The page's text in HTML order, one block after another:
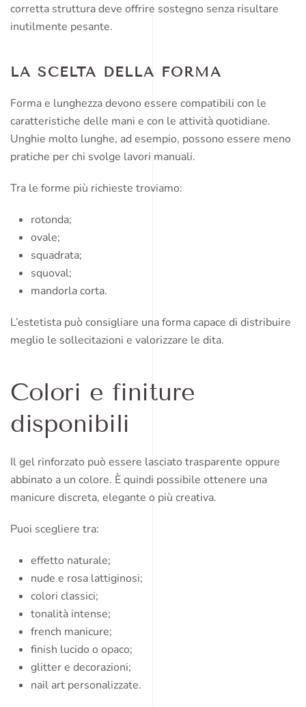
corretta struttura deve offrire sostegno senza risultare
inutilmente pesante.
LA SCELTA DELLA FORMA
Forma e lunghezza devono essere compatibili con le
caratteristiche delle mani e con le attività quotidiane.
Unghie molto lunghe, ad esempio, possono essere meno
pratiche per chi svolge lavori manuali.
Tra le forme più richieste troviamo:
rotonda;
ovale;
squadrata;
squoval;
mandorla corta.
L’estetista può consigliare una forma capace di distribuire
meglio le sollecitazioni e valorizzare le dita.
Colori e finiture
disponibili
Il gel rinforzato può essere lasciato trasparente oppure
abbinato a un colore. È quindi possibile ottenere una
manicure discreta, elegante o più creativa.
Puoi scegliere tra:
effetto naturale;
nude e rosa lattiginosi;
colori classici;
tonalità intense;
french manicure;
finish lucido o opaco;
glitter e decorazioni;
nail art personalizzate.